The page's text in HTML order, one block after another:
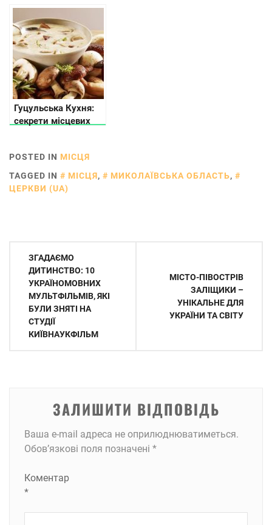
ще можна
врятувати (фото)
Гуцульська Кухня:
секрети місцевих
POSTED IN МІСЦЯ
TAGGED IN
МІСЦЯ, МИКОЛАЇВСЬКА ОБЛАСТЬ,
ЦЕРКВИ (UA)
Навігація
записів
ЗГАДАЄМО
ДИТИНСТВО: 10
УКРАЇНОМОВНИХ
МУЛЬТФІЛЬМІВ, ЯКІ
БУЛИ ЗНЯТІ НА
СТУДІЇ
КИЇВНАУКФІЛЬМ
МІСТО-ПІВОСТРІВ
ЗАЛІЩИКИ –
УНІКАЛЬНЕ ДЛЯ
УКРАЇНИ ТА СВІТУ
ЗАЛИШИТИ ВІДПОВІДЬ
Ваша e-mail адреса не оприлюднюватиметься.
Обов’язкові поля позначені *
Коментар
*